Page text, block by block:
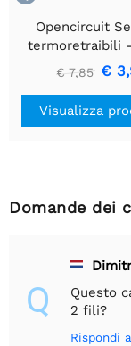
Opencircuit
termoretraibili
€ 7,85 €
Visualizza
Domande dei
Q
Questo
2 fili?
Rispondi